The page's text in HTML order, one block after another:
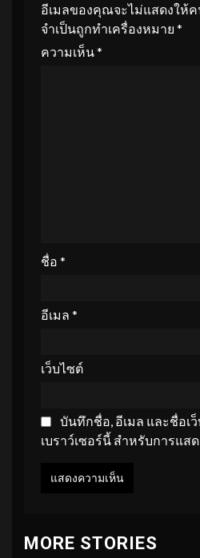
อีเมลของคุณจะไม่แสดงให้
จำเป็นถูกทำเครื่องหมาย *
ความเห็น*
ชื่อ *
อีเมล *
เว็บไซต์
บันทึกชื่อ, อีเมล และชื่อเ
เบราว์เซอร์นี้ สำหรับการแส
MORE STORIES